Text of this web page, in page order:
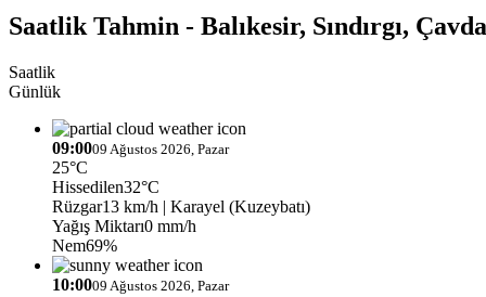
Saatlik Tahmin - Balıkesir, Sındırgı,
Saatlik
Günlük
09:0009 Ağustos 2026, Pazar
25°C
Hissedilen32°C
Rüzgar13 km/h | Karayel (Kuzeybatı)
Yağış Miktarı0 mm/h
Nem69%
10:0009 Ağustos 2026, Pazar